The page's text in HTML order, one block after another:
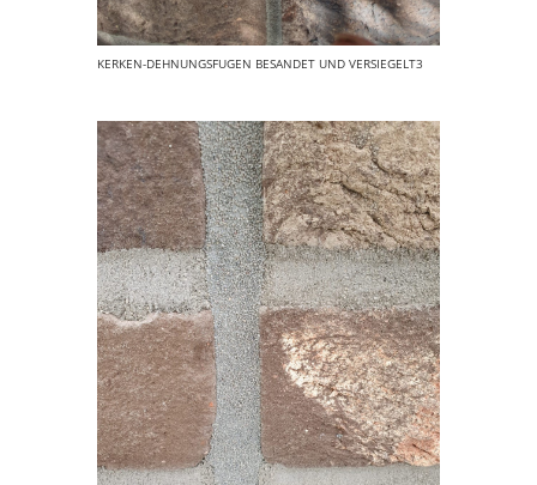
KERKEN-DEHNUNGSFUGEN BESANDET UND VERSIEGELT3